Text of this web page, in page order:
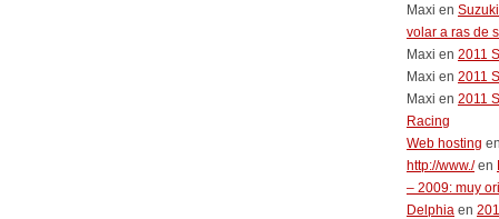
Maxi en
volar a ras de
Maxi en 2011
Maxi en 2011
Maxi en 2011
Racing
Web hosting
http://www./en
– 2009: muy
Delphia en